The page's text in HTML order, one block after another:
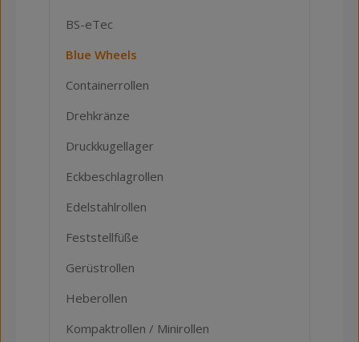
BS-eTec
Blue Wheels
Containerrollen
Drehkränze
Druckkugellager
Eckbeschlagrollen
Edelstahlrollen
Feststellfüße
Gerüstrollen
Heberollen
Kompaktrollen / Minirollen